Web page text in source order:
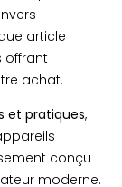
article
offrant
achat.
et pratiques,
conçu
moderne.